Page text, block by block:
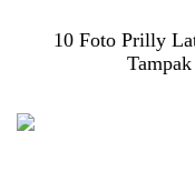
10 Foto Prilly